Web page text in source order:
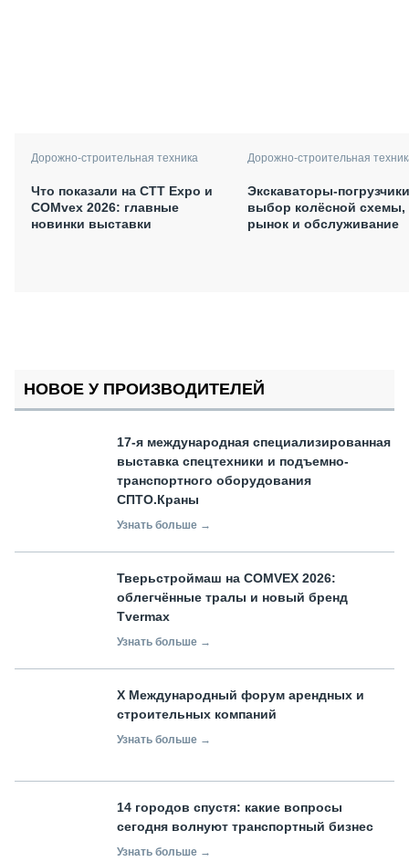
Дорожно-строительная техника
Что показали на CTT Expo и
COMvex 2026: главные
новинки выставки
Дорожно-строительная
Экскаваторы-
выбор колёсной схемы,
рынок и обслуживание
НОВОЕ У ПРОИЗВОДИТЕЛЕЙ
17-я международная специализированная
выставка спецтехники и подъемно-
транспортного оборудования
СПТО.Краны
Узнать больше →
Тверьстроймаш на COMVEX 2026:
облегчённые тралы и новый бренд
Tvermax
Узнать больше →
X Международный форум арендных и
строительных компаний
Узнать больше →
14 городов спустя: какие вопросы
сегодня волнуют транспортный бизнес
Узнать больше →